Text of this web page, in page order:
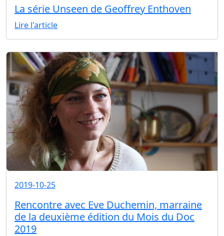
La série Unseen de Geoffrey Enthoven
Lire l'article
2019-10-25
Rencontre avec Eve Duchemin, marraine
de la deuxième édition du Mois du Doc
2019